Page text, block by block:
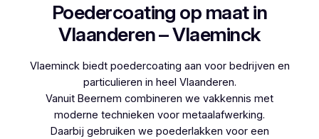
Poedercoating op maat in
Vlaanderen – Vlaeminck
Vlaeminck biedt poedercoating aan voor bedrijven en
particulieren in heel Vlaanderen.
Vanuit Beernem combineren we vakkennis met
moderne technieken voor metaalafwerking.
Daarbij gebruiken we poederlakken voor een